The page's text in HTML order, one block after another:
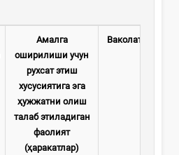
Амалга
оширилиши учун
рухсат этиш
хусусиятига эга
ҳужжатни олиш
талаб этиладиган
фаолият
(ҳаракатлар)
Ваколатли